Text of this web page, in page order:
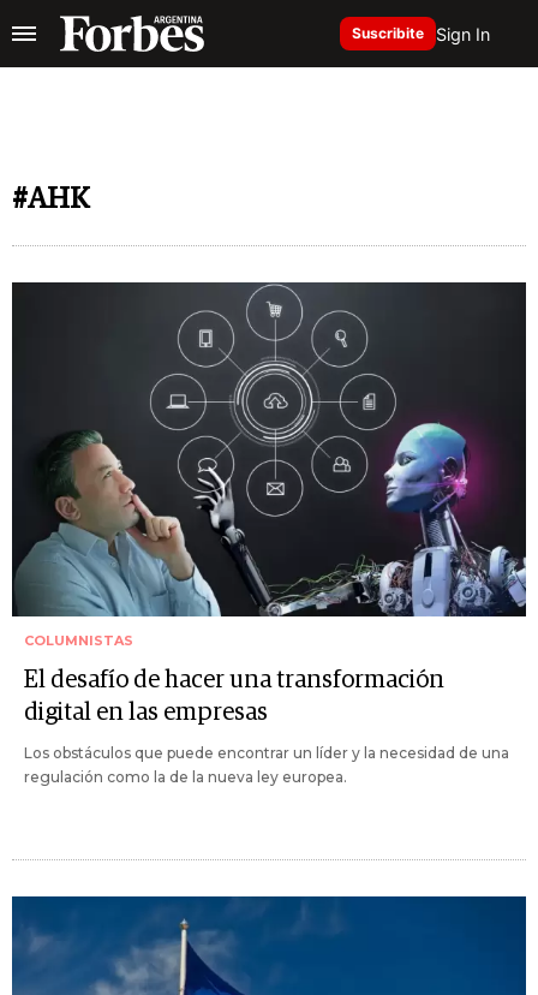
Suscribite Sign In
#AHK
COLUMNISTAS
El desafío de hacer una transformación
digital en las empresas
Los obstáculos que puede encontrar un líder y la necesidad de una
regulación como la de la nueva ley europea.